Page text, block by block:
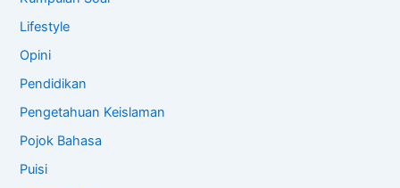
Lifestyle
Opini
Pendidikan
Pengetahuan Keislaman
Pojok Bahasa
Puisi